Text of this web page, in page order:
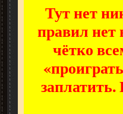
Тут нет
правил нет
чётко